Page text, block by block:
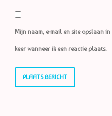
Mijn naam, e-mail en site opslaan
keer wanneer ik een reactie plaats.